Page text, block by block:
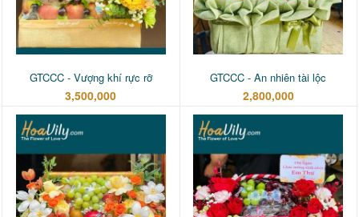
GTCCC - Vượng khí rực rỡ
3,500,000
GTCCC - An nhiên tài lộc
2,800,000